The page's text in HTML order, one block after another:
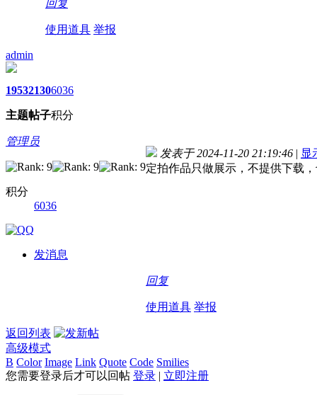
回复
使用道具 举报
admin
1953
主题
2130
帖子
6036
积分
管理员
积分
6036
发消息
发表于 2024-11-20 21:19:46 | 显
定拍作品只做展示，不提供下载
回复
使用道具 举报
返回列表
高级模式
B Color Image Link Quote Code Smilies
您需要登录后才可以回帖 登录 | 立即注册